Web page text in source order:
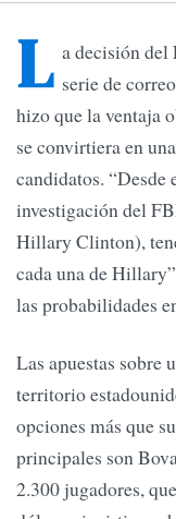
L a decisión del
serie de
hizo que la ventaja
se convirtiera en
candidatos. “Desde
investigación del
Hillary Clinton),
cada una de
las probabilidades
Las apuestas sobre
territorio
opciones más que
principales son
2.300 jugadores,